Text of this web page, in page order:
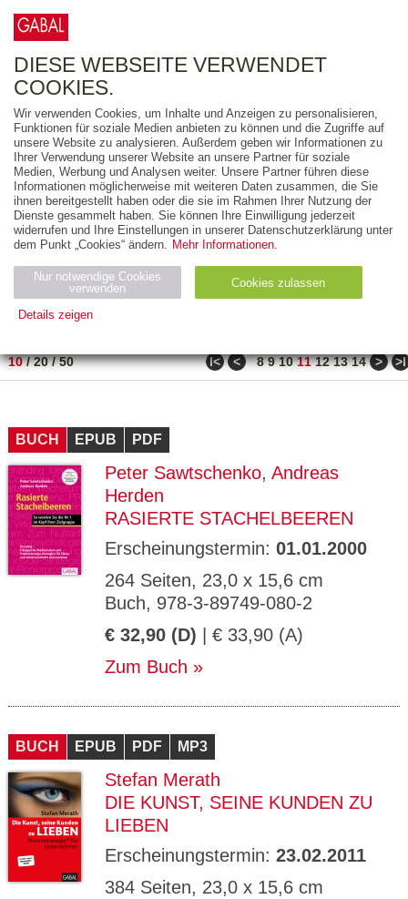
FREITEXT
AUSGABEART
AUS DER REIHE
ZUM THEMA
Neuerscheinung
Bestseller
PREIS
10/20/50 ǀ< < 8 9 10 11 12 13 14 > >ǀ
BUCH EPUB PDF
Peter Sawtschenko, Andreas
Herden
RASIERTE STACHELBEEREN
Erscheinungstermin: 01.01.2000
264 Seiten, 23,0 x 15,6 cm
Buch, 978-3-89749-080-2
€ 32,90 (D) | € 33,90 (A)
Zum Buch
BUCH EPUB PDF MP3
Stefan Merath
DIE KUNST, SEINE KUNDEN ZU
LIEBEN
Erscheinungstermin: 23.02.2011
384 Seiten, 23,0 x 15,6 cm
DIESE WEBSEITE VERWENDET
COOKIES.
Wir verwenden Cookies, um Inhalte und Anzeigen zu personalisieren,
Funktionen für soziale Medien anbieten zu können und die Zugriffe auf
unsere Website zu analysieren. Außerdem geben wir Informationen zu
Ihrer Verwendung unserer Website an unsere Partner für soziale
Medien, Werbung und Analysen weiter. Unsere Partner führen diese
Informationen möglicherweise mit weiteren Daten zusammen, die Sie
ihnen bereitgestellt haben oder die sie im Rahmen Ihrer Nutzung der
Dienste gesammelt haben. Sie können Ihre Einwilligung jederzeit
widerrufen und Ihre Einstellungen in unserer Datenschutzerklärung unter
dem Punkt „Cookies“ ändern. Mehr Informationen.
Nur notwendige Cookies
verwenden
Cookies zulassen
Details zeigen
Name Zweck
Ty
ESSION
_ID
verlag.
de
Session verwendet
GV_CO
OKIES
gabal-
verlag.
de
Speichert den Zustimmungsstatus des
Benutzers für Cookies auf der aktuellen
Domäne.